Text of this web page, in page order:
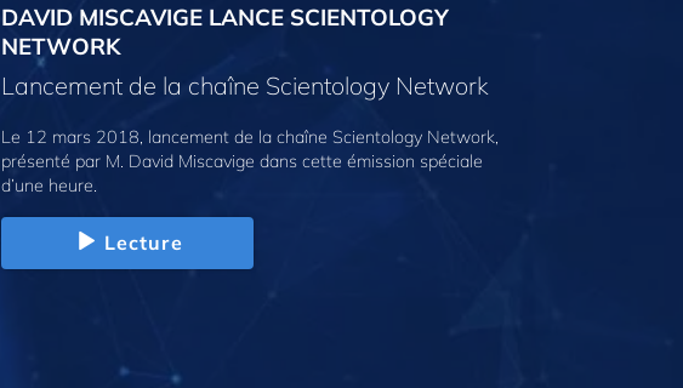
DAVID MISCAVIGE LANCE SCIENTOLOGY
NETWORK
Lancement de la chaîne Scientology Network
Le 12 mars 2018, lancement de la chaîne Scientology Network,
présenté par M. David Miscavige dans cette émission spéciale
d’une heure.
Lecture